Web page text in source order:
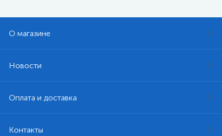
О магазине
Новости
Оплата и доставка
Контакты